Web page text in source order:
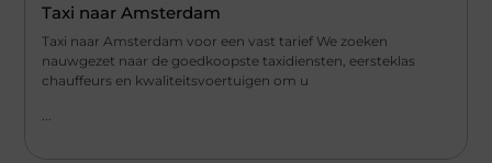
Taxi naar Amsterdam
Taxi naar Amsterdam voor een vast tarief We zoeken
nauwgezet naar de goedkoopste taxidiensten, eersteklas
chauffeurs en kwaliteitsvoertuigen om u
...